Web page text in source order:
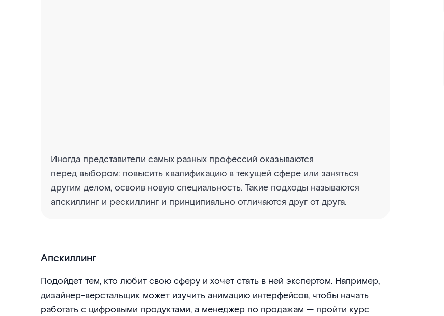
Иногда представители самых разных профессий оказываются
перед выбором: повысить квалификацию в текущей сфере или заняться
другим делом, освоив новую специальность. Такие подходы называются
апскиллинг и рескиллинг и принципиально отличаются друг от друга.
Апскиллинг
Подойдет тем, кто любит свою сферу и хочет стать в ней экспертом. Например,
дизайнер-верстальщик может изучить анимацию интерфейсов, чтобы начать
работать с цифровыми продуктами, а менеджер по продажам — пройти курс